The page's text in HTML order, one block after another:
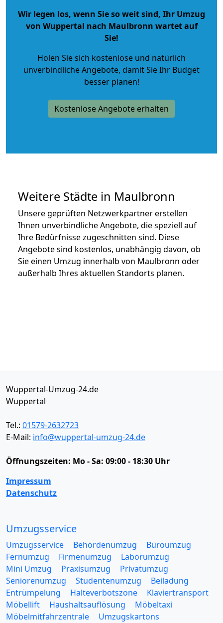
Wir legen los, wenn Sie so weit sind, Ihr Umzug
von Wuppertal nach Maulbronn wartet auf
Sie!
Holen Sie sich kostenlose und natürlich
unverbindliche Angebote, damit Sie Ihr Budget
besser planen!
Kostenlose Angebote erhalten
Weitere Städte in Maulbronn
Unsere geprüften Netzwerkpartner erstellen
Ihnen unverbindliche Angebote, die speziell auf
Ihre Bedürfnisse zugeschnitten sind. Diese
Angebote sind kostenlos, unabhängig davon, ob
Sie einen Umzug innerhalb von Maulbronn oder
außerhalb Ihres aktuellen Standorts planen.
Wuppertal-Umzug-24.de
Wuppertal
Tel.: 01579-2632723
E-Mail: info@wuppertal-umzug-24.de
Öffnungszeiten: Mo - Sa: 09:00 - 18:30 Uhr
Impressum
Datenschutz
Umzugsservice
Umzugsservice Behördenumzug
Büroumzug
Fernumzug
Firmenumzug
Laborumzug
Mini Umzug
Praxisumzug
Privatumzug
Seniorenumzug
Studentenumzug
Beiladung
Entrümpelung
Halteverbotszone
Klaviertransport
Möbellift
Haushaltsauflösung
Möbeltaxi
Möbelmitfahrzentrale
Umzugskartons